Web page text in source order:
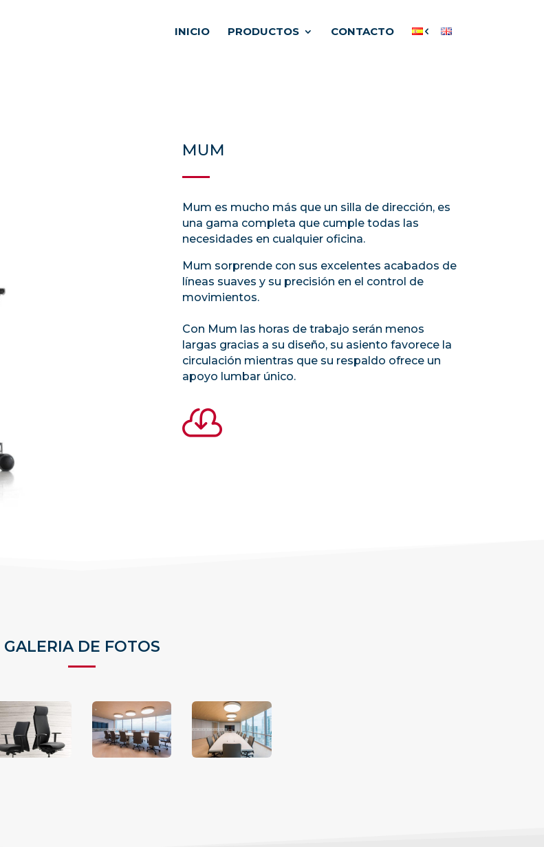
INICIO PRODUCTOS CONTACTO
MUM
Mum es mucho más que un silla de dirección, es
una gama completa que cumple todas las
necesidades en cualquier oficina.
Mum sorprende con sus excelentes acabados de
líneas suaves y su precisión en el control de
movimientos.
Con Mum las horas de trabajo serán menos
largas gracias a su diseño, su asiento favorece la
circulación mientras que su respaldo ofrece un
apoyo lumbar único.

GALERIA DE FOTOS